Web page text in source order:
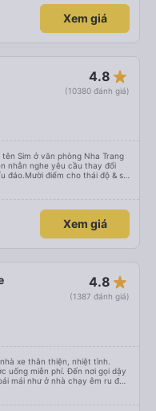
về trải nghiệm của tôi cả về
Xem giá
4.8 star_rate
(10380 đánh giá)
Sim ở văn phòng Nha Trang
nhẫn nghe yêu cầu thay đổi
điểm cho thái độ & sự
bạn Sim và có hỏi thăm tài xế
viên &tài xế thì mình chắc chắn
dịch vụ trong xe cũng có
xe tương đối ok so với hãng
Chúc hãng xe luôn suôn sẻ
mai
Xem giá
4.8 star_rate
(1387 đánh giá)
xe thân thiện, nhiệt tình.
uống miễn phí. Đến nơi gọi dậy
mái như ở nhà chạy êm ru đến